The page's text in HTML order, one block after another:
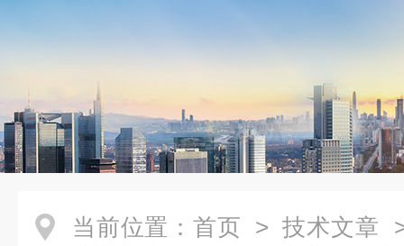
当前位置： 首页 > 技术文章